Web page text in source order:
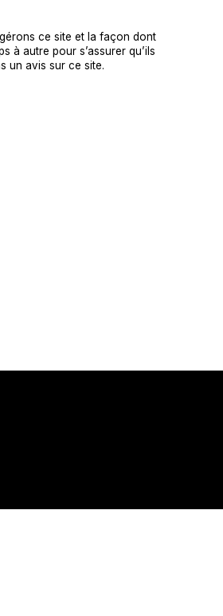
ce site et la façon dont
à autre pour s’assurer qu’ils
un avis sur ce site.